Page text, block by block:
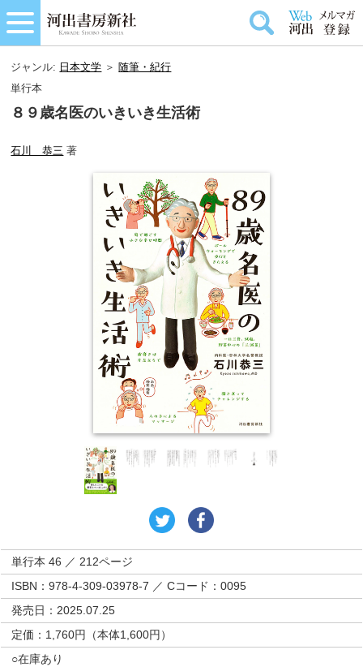
ジャンル: 日本文学 ＞ 随筆・紀行
単行本
８９歳名医のいきいき生活術
石川 恭三 著
単行本 46 ／ 212ページ
ISBN：978-4-309-03978-7 ／ Cコード：0095
発売日：2025.07.25
定価：1,760円（本体1,600円）
○在庫あり